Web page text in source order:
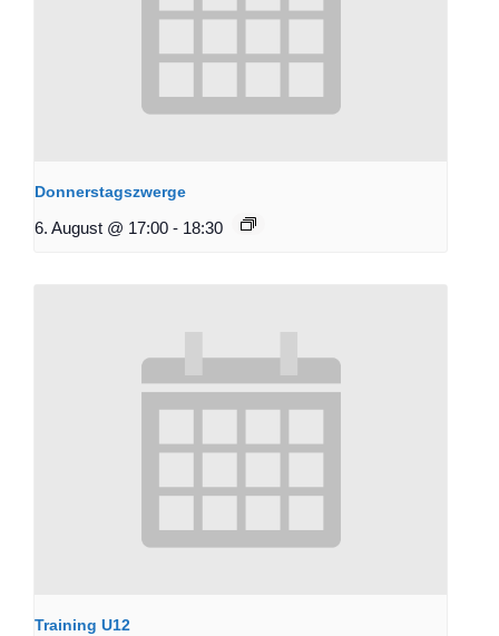
Donnerstagszwerge
6. August @ 17:00 - 18:30
Training U12